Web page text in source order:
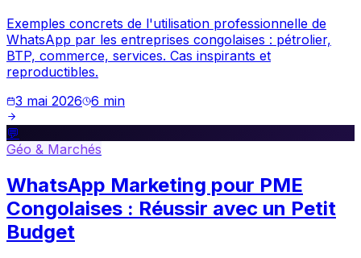
Exemples concrets de l'utilisation professionnelle de
WhatsApp par les entreprises congolaises : pétrolier,
BTP, commerce, services. Cas inspirants et
reproductibles.
3 mai 2026 6 min
💬
Géo & Marchés
WhatsApp Marketing pour PME
Congolaises : Réussir avec un Petit
Budget